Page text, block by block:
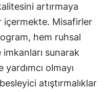
artırmaya
içermekte. Misafirler
hem ruhsal
sunarak
olmayı
atıştırmalıklar